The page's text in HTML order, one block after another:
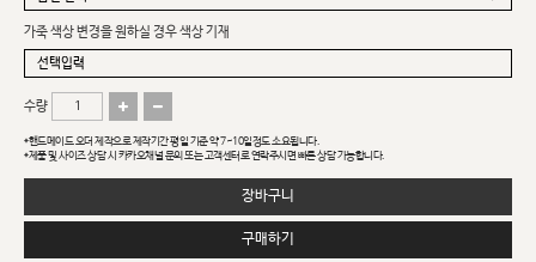
가죽 색상 변경을 원하실 경우 색상 기재
수량
*핸드메이드 오더 제작으로 제작기간 평일 기준 약 7~10일정도 소요됩니다.
*제품 및 사이즈 상담 시 카카오채널 문의 또는 고객센터로 연락주시면 빠른 상담 가능합니다.
장바구니
구매하기